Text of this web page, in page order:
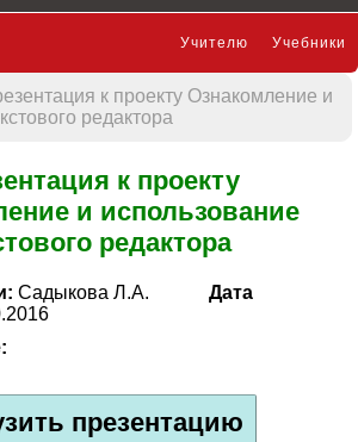
Учебники
Учителю
Презентации
к проекту Ознакомление и
редактора
к проекту
и использование
редактора
Садыкова Л.А.
Дата
презентацию